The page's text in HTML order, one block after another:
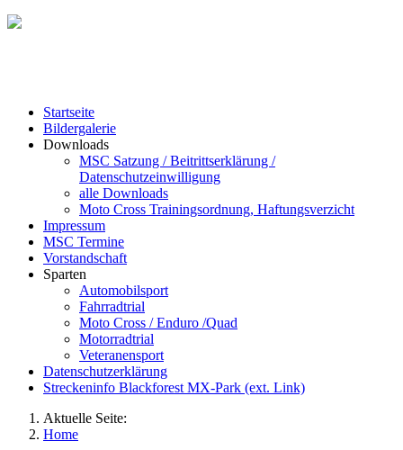
Startseite
Bildergalerie
Downloads
MSC Satzung / Beitrittserklärung /
Datenschutzeinwilligung
alle Downloads
Moto Cross Trainingsordnung, Haftungsverzicht
Impressum
MSC Termine
Vorstandschaft
Sparten
Automobilsport
Fahrradtrial
Moto Cross / Enduro /Quad
Motorradtrial
Veteranensport
Datenschutzerklärung
Streckeninfo Blackforest MX-Park (ext. Link)
Aktuelle Seite:
Home